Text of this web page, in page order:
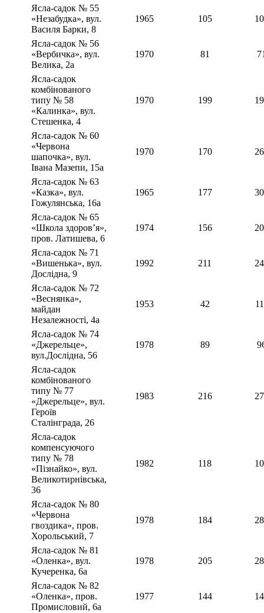
Ясла-садок № 55
«Незабудка», вул.
Василя Барки, 8
1965 105
Ясла-садок № 56
«Вербичка», вул.
Велика, 2а
1970 81
Ясла-садок
комбінованого
типу № 58
«Калинка», вул.
Стешенка, 4
1970 199
Ясла-садок № 60
«Червона
шапочка», вул.
Івана Мазепи, 15а
1970 170
Ясла-садок № 63
«Казка», вул.
Гожулянська, 16а
1965 177
Ясла-садок № 65
«Школа здоров’я»,
пров. Латишева, 6
1974 156
Ясла-садок № 71
«Вишенька», вул.
Дослідна, 9
1992 211
Ясла-садок № 72
«Веснянка»,
майдан
Незалежності, 4а
1953 42
Ясла-садок № 74
«Джерельце»,
вул.Дослідна, 56
1978 89
Ясла-садок
комбінованого
типу № 77
«Джерельце», вул.
Героїв
Сталінграда, 26
1983 216
Ясла-садок
компенсуючого
типу № 78
«Пізнайко», вул.
Великотирнівська,
36
1982 118
Ясла-садок № 80
«Червона
гвоздика», пров.
Хорольський, 7
1978 184
Ясла-садок № 81
«Оленка», вул.
Кучеренка, 6а
1978 205
Ясла-садок № 82
«Оленка», пров.
Промисловий, 6а
1977 144